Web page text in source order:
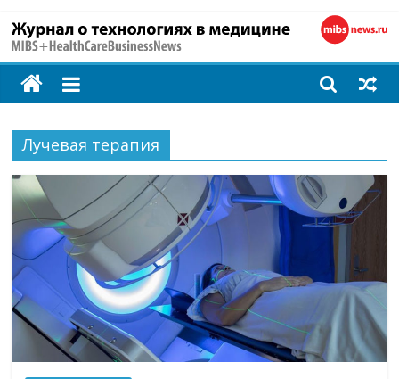
MIBS
+
Технологии
на
страже
здоровья
Лучевая терапия